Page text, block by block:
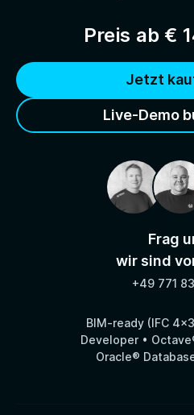
Preis ab €
Jetzt
Live-Demo
Frag
wir sind
+49 771
BIM-ready (IFC
Developer •
Oracle®